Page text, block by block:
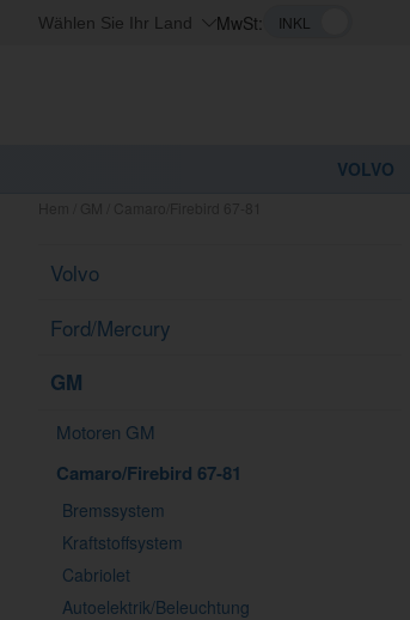
Wählen Sie Ihr Land MwSt:
VOLVO
Volvo
Ford/Mercury
GM
Motoren GM
Camaro/Firebird 67-81
Bremssystem
Kraftstoffsystem
Cabriolet
Autoelektrik/Beleuchtung